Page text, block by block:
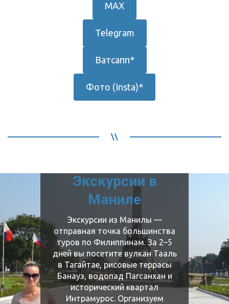
МАХ
Telegram
Ватсапп*
Фото (Insta)*
Экскурсии в
Маниле
Экскурсии из Манилы —
отправная точка большинства
туров по Филиппинам. За 2–5
дней вы посетите вулкан Тааль
в Тагайтае, рисовые террасы
Банауэ, водопад Пагсанхан и
исторический квартал
Интрамурос. Организуем